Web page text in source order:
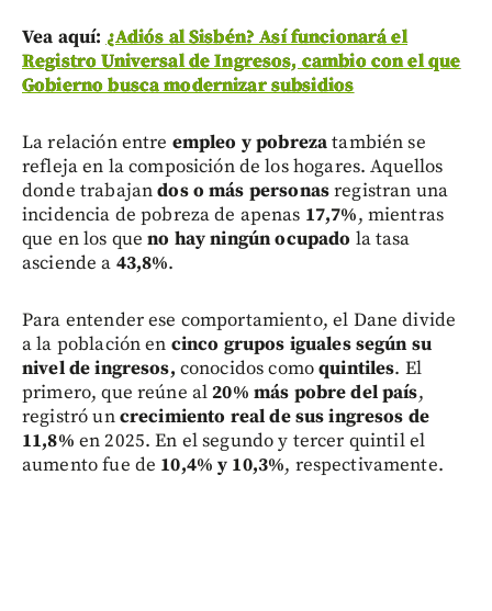
Vea aquí: ¿Adiós al Sisbén? Así funcionará el
Registro Universal de Ingresos, cambio con el que
Gobierno busca modernizar subsidios
La relación entre empleo y pobrezatambién se
refleja en la composición de los hogares. Aquellos
donde trabajandos o más personasregistran una
incidencia de pobreza de apenas 17,7%, mientras
que en los queno hay ningún ocupado la tasa
asciende a 43,8%.
Para entender ese comportamiento, el Dane divide
a la población en cinco grupos iguales según su
nivel de ingresos, conocidos comoquintiles. El
primero, que reúne al20% más pobre del país,
registró uncrecimiento real de sus ingresos de
11,8% en 2025. En el segundo y tercer quintil el
aumento fue de 10,4% y 10,3%, respectivamente.